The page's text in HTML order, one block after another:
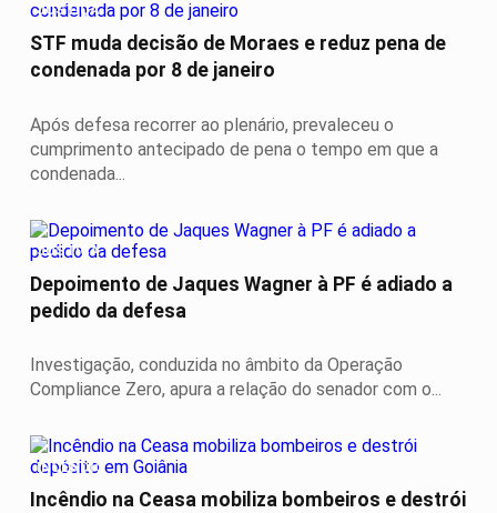
JUSTIÇA
STF muda decisão de Moraes e reduz pena de
condenada por 8 de janeiro
Após defesa recorrer ao plenário, prevaleceu o
cumprimento antecipado de pena o tempo em que a
condenada...
JUSTIÇA
Depoimento de Jaques Wagner à PF é adiado a
pedido da defesa
Investigação, conduzida no âmbito da Operação
Compliance Zero, apura a relação do senador com o...
INCÊNDIO
Incêndio na Ceasa mobiliza bombeiros e destrói